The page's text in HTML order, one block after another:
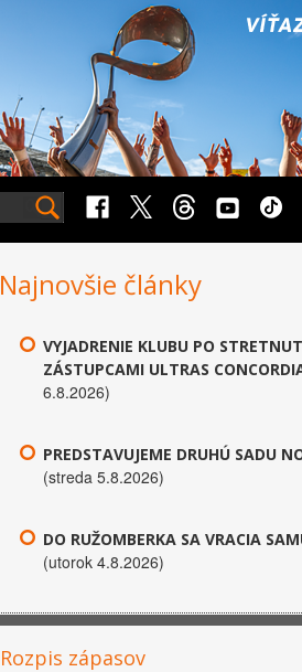
Najnovšie články
VYJADRENIE KLUBU PO
ZÁSTUPCAMI ULTRAS
6.8.2026)
PREDSTAVUJEME DRUHÚ SADU
(streda 5.8.2026)
DO RUŽOMBERKA SA VRACIA
(utorok 4.8.2026)
Rozpis zápasov